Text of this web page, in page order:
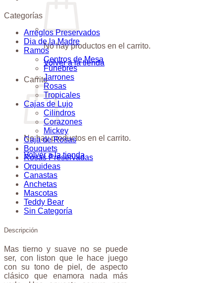
No hay productos en el carrito.
Volver a la tienda
Carrito
No hay productos en el carrito.
Volver a la tienda
Categorías
Arreglos Preservados
Dia de la Madre
Ramos
Centros de Mesa
Fúnebres
Jarrones
Rosas
Tropicales
Cajas de Lujo
Cilindros
Corazones
Mickey
Caja de Rosas
Bouquets
Rosas Preservadas
Orquideas
Canastas
Anchetas
Mascotas
Teddy Bear
Sin Categoría
Descripción
Mas tierno y suave no se puede
ser, con liston que le hace juego
con su tono de piel, de aspecto
clásico que enamora nada más